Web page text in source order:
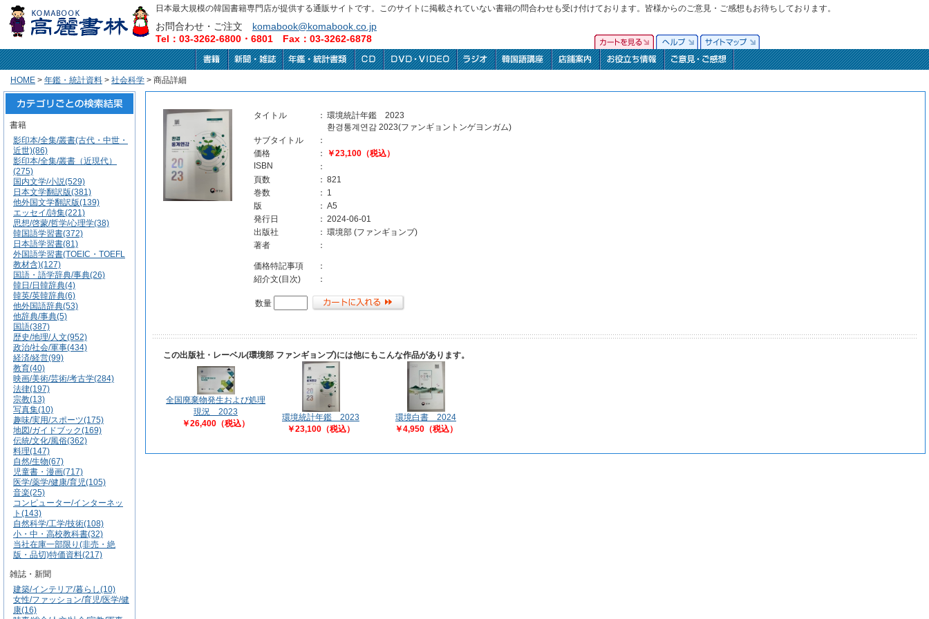
日本最大規模の韓国書籍専門店が提供する通販サイトです。このサイトに掲載されていない書籍の問合わせも受け付けております。皆様からのご意見・ご感想もお待ちしております。
お問合わせ・ご注文 komabook@komabook.co.jp
Tel：03-3262-6800・6801 Fax：03-3262-6878
HOME > 年鑑・統計資料 > 社会科学 > 商品詳細
書籍
影印本/全集/叢書(古代・中世・
近世)(86)
影印本/全集/叢書（近現代）
(275)
国内文学/小説(529)
日本文学翻訳版(381)
他外国文学翻訳版(139)
エッセイ/詩集(221)
思想/啓蒙/哲学/心理学(38)
韓国語学習書(372)
日本語学習書(81)
外国語学習書(TOEIC・TOEFL
教材含)(127)
国語・語学辞典/事典(26)
韓日/日韓辞典(4)
韓英/英韓辞典(6)
他外国語辞典(53)
他辞典/事典(5)
国語(387)
歴史/地理/人文(952)
政治/社会/軍事(434)
経済/経営(99)
教育(40)
映画/美術/芸術/考古学(284)
法律(197)
宗教(13)
写真集(10)
趣味/実用/スポーツ(175)
地図/ガイドブック(169)
伝統/文化/風俗(362)
料理(147)
自然/生物(67)
児童書・漫画(717)
医学/薬学/健康/育児(105)
音楽(25)
コンピューター/インターネッ
ト(143)
自然科学/工学/技術(108)
小・中・高校教科書(32)
当社在庫一部限り(非売・絶
版・品切)特価資料(217)
雑誌・新聞
建築/インテリア/暮らし(10)
女性/ファッション/育児/医学/健
康(16)
タイトル ： 環境統計年鑑 2023
환경통계연감 2023(ファンギョントンゲヨンガム)
サブタイトル
：
価格
：
￥23,100（税込）
ISBN
：
頁数
： 821
巻数
： 1
版
： A5
発行日
： 2024-06-01
出版社
： 環境部 (ファンギョンブ)
著者
：
価格特記事項
：
紹介文(目次)
：
数量
この出版社・レーベル(環境部 ファンギョンブ)には他にもこんな作品があります。
全国廃棄物発生および処理
現況 2023
￥26,400（税込）
環境統計年鑑 2023
￥23,100（税込）
環境白書 2024
￥4,950（税込）